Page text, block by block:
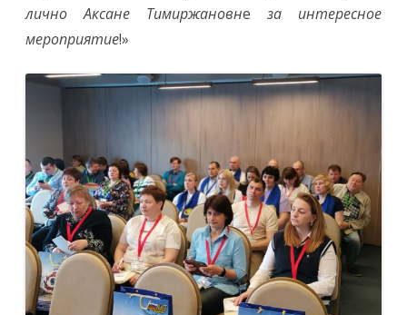
лично Аксане Тимиржановне за интересное
мероприятие!»